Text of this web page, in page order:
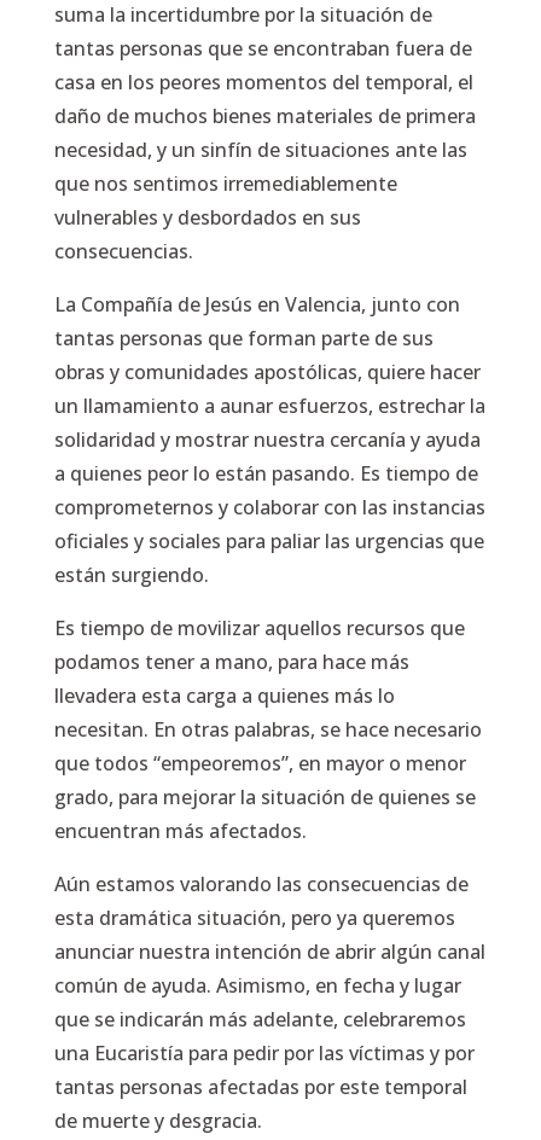
suma la incertidumbre por la situación de
tantas personas que se encontraban fuera de
casa en los peores momentos del temporal, el
daño de muchos bienes materiales de primera
necesidad, y un sinfín de situaciones ante las
que nos sentimos irremediablemente
vulnerables y desbordados en sus
consecuencias.
La Compañía de Jesús en Valencia, junto con
tantas personas que forman parte de sus
obras y comunidades apostólicas, quiere hacer
un llamamiento a aunar esfuerzos, estrechar la
solidaridad y mostrar nuestra cercanía y ayuda
a quienes peor lo están pasando. Es tiempo de
comprometernos y colaborar con las instancias
oficiales y sociales para paliar las urgencias que
están surgiendo.
Es tiempo de movilizar aquellos recursos que
podamos tener a mano, para hace más
llevadera esta carga a quienes más lo
necesitan. En otras palabras, se hace necesario
que todos “empeoremos”, en mayor o menor
grado, para mejorar la situación de quienes se
encuentran más afectados.
Aún estamos valorando las consecuencias de
esta dramática situación, pero ya queremos
anunciar nuestra intención de abrir algún canal
común de ayuda. Asimismo, en fecha y lugar
que se indicarán más adelante, celebraremos
una Eucaristía para pedir por las víctimas y por
tantas personas afectadas por este temporal
de muerte y desgracia.